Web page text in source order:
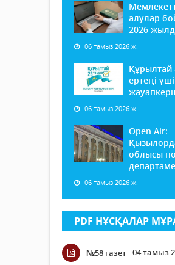
алулар
2026
06 тамыз 2026 ж.
Құрылтай
ертеңі
06 тамыз 2026 ж.
Open Air:
облысы
06 тамыз 2026 ж.
PDF НҰСҚАЛАР
№58 газет 04 тамыз